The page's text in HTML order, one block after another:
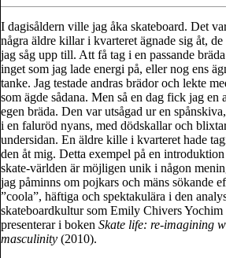
I dagisåldern ville jag åka skateboard. Det
några äldre killar i kvarteret ägnade sig åt, de
jag såg upp till. Att få tag i en passande
inget som jag lade energi på, eller nog ens
tanke. Jag testade andras brädor och lekte
som ägde sådana. Men så en dag fick jag en
egen bräda. Den var utsågad ur en
i en faluröd nyans, med dödskallar och
undersidan. En äldre kille i kvarteret hade
den åt mig. Detta exempel på en
skate-världen är möjligen unik i någon
jag påminns om pojkars och mäns sökande
”coola”, häftiga och spektakulära i den
skateboardkultur som Emily Chivers Yochim
presenterar i boken Skate life: re-imagining
masculinity (2010).